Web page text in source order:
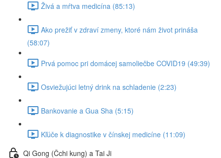
Živá a mŕtva medicína (85:13)
Ako prežiť v zdraví zmeny, ktoré nám život prináša
(58:07)
Prvá pomoc pri domácej samoliečbe COVID19 (49:39)
Osviežujúci letný drink na schladenie (2:23)
Bankovanie a Gua Sha (5:15)
Kľúče k diagnostike v čínskej medicíne (11:09)
Qi Gong (Čchi kung) a Tai Ji